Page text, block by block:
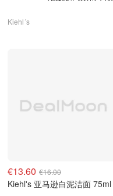
Kiehl´s
€13.60 €16.00
Kiehl's 亚马逊白泥洁面 75ml